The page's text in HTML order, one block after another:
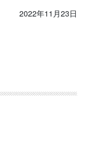
2022年11月23日